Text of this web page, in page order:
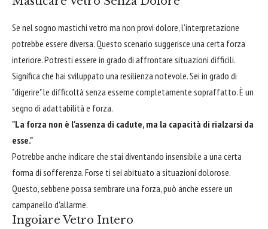
Se nel sogno mastichi vetro ma non provi dolore, l'interpretazione
potrebbe essere diversa. Questo scenario suggerisce una certa forza
interiore. Potresti essere in grado di affrontare situazioni difficili.
Significa che hai sviluppato una resilienza notevole. Sei in grado di
"digerire" le difficoltà senza esserne completamente sopraffatto. È un
segno di adattabilità e forza.
"La forza non è l'assenza di cadute, ma la capacità di rialzarsi da
esse."
Potrebbe anche indicare che stai diventando insensibile a una certa
forma di sofferenza. Forse ti sei abituato a situazioni dolorose.
Questo, sebbene possa sembrare una forza, può anche essere un
campanello d'allarme.
Ingoiare Vetro Intero